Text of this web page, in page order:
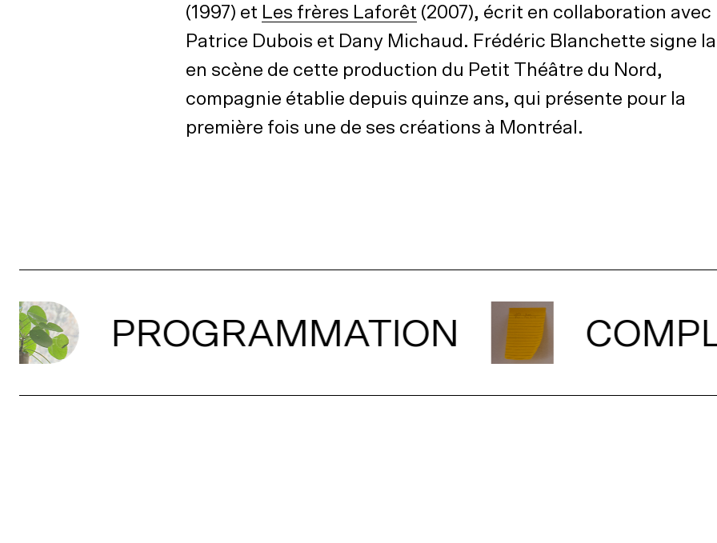
(1997) et Les frères Laforêt (2007), écrit en collaboration avec
Patrice Dubois et Dany Michaud. Frédéric Blanchette signe
en scène de cette production du Petit Théâtre du Nord,
compagnie établie depuis quinze ans, qui présente pour la
première fois une de ses créations à Montréal.
PROGRAMMATION